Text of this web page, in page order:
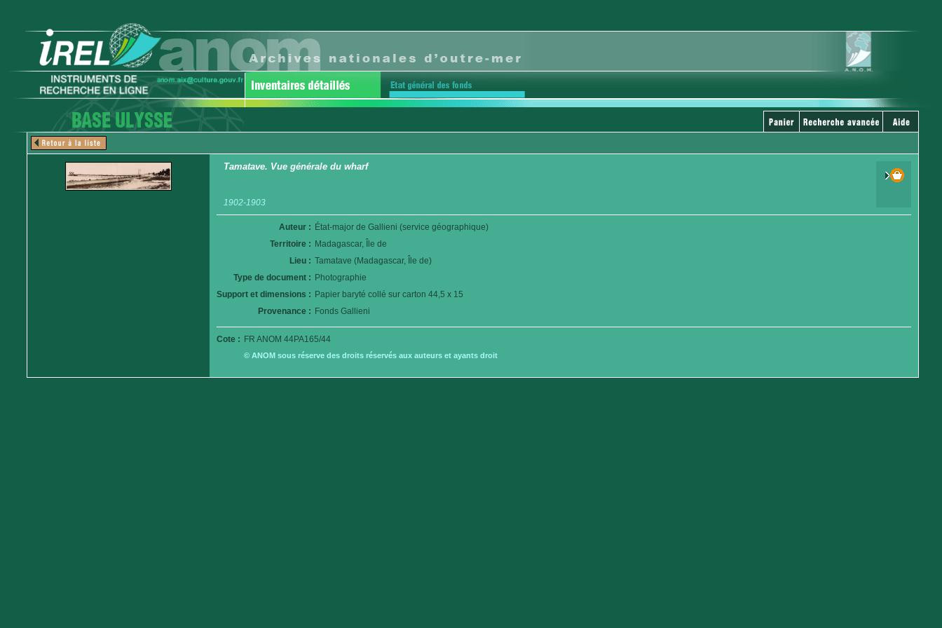
Tamatave. Vue générale du wharf
1902-1903
Auteur : État-major de Gallieni (service géographique)
Territoire : Madagascar, Île de
Lieu : Tamatave (Madagascar, Île de)
Type de document : Photographie
Support et dimensions : Papier baryté collé sur carton 44,5 x 15
Provenance : Fonds Gallieni
Cote : FR ANOM 44PA165/44
© ANOM sous réserve des droits réservés aux auteurs et ayants droit